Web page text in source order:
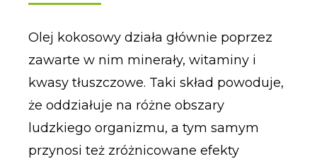
Olej kokosowy działa głównie poprzez
zawarte w nim minerały, witaminy i
kwasy tłuszczowe. Taki skład powoduje,
że oddziałuje na różne obszary
ludzkiego organizmu, a tym samym
przynosi też zróżnicowane efekty